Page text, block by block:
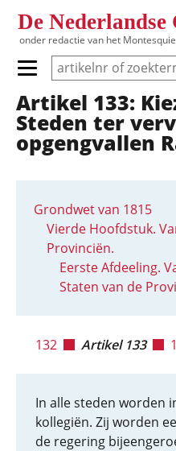
De
onder redactie van het
Primair menu tonen/
Hoofdnavigatie
Artikel 133:
Steden ter
opgengvallen
Grondwet van 1815
Vierde Hoofdstuk.
Provinciën.
Eerste Afdeeling.
Staten van de
132 Artikel 133
In alle steden worden
kollegiën. Zij worden
de regering